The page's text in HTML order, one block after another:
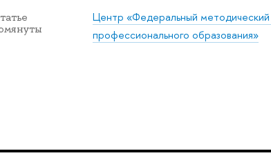
Центр «Федеральный
профессионального образования»